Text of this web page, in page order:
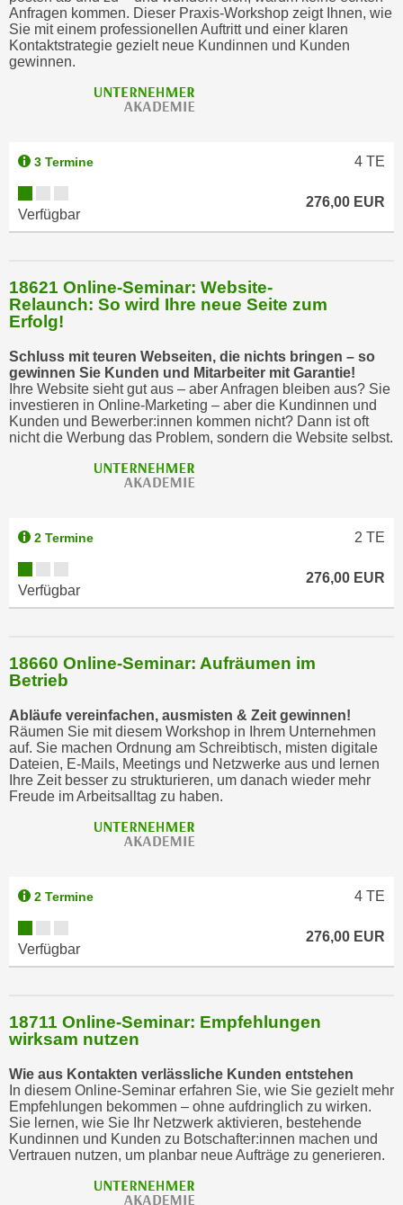
Anfragen kommen. Dieser Praxis-Workshop zeigt Ihnen, wie
Sie mit einem professionellen Auftritt und einer klaren
Kontaktstrategie gezielt neue Kundinnen und Kunden
gewinnen.
3 Termine 4 TE
Verfügbar
276,00 EUR
18621 Online-Seminar: Website-
Relaunch: So wird Ihre neue Seite zum
Erfolg!
Schluss mit teuren Webseiten, die nichts bringen – so
gewinnen Sie Kunden und Mitarbeiter mit Garantie!
Ihre Website sieht gut aus – aber Anfragen bleiben aus? Sie
investieren in Online-Marketing – aber die Kundinnen und
Kunden und Bewerber:innen kommen nicht? Dann ist oft
nicht die Werbung das Problem, sondern die Website selbst.
2 Termine 2 TE
Verfügbar
276,00 EUR
18660 Online-Seminar: Aufräumen im
Betrieb
Abläufe vereinfachen, ausmisten & Zeit gewinnen!
Räumen Sie mit diesem Workshop in Ihrem Unternehmen
auf. Sie machen Ordnung am Schreibtisch, misten digitale
Dateien, E-Mails, Meetings und Netzwerke aus und lernen
Ihre Zeit besser zu strukturieren, um danach wieder mehr
Freude im Arbeitsalltag zu haben.
2 Termine 4 TE
Verfügbar
276,00 EUR
18711 Online-Seminar: Empfehlungen
wirksam nutzen
Wie aus Kontakten verlässliche Kunden entstehen
In diesem Online-Seminar erfahren Sie, wie Sie gezielt mehr
Empfehlungen bekommen – ohne aufdringlich zu wirken.
Sie lernen, wie Sie Ihr Netzwerk aktivieren, bestehende
Kundinnen und Kunden zu Botschafter:innen machen und
Vertrauen nutzen, um planbar neue Aufträge zu generieren.
b
z
u